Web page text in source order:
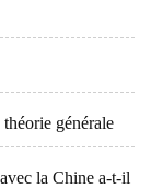
générale
la Chine a-t-il